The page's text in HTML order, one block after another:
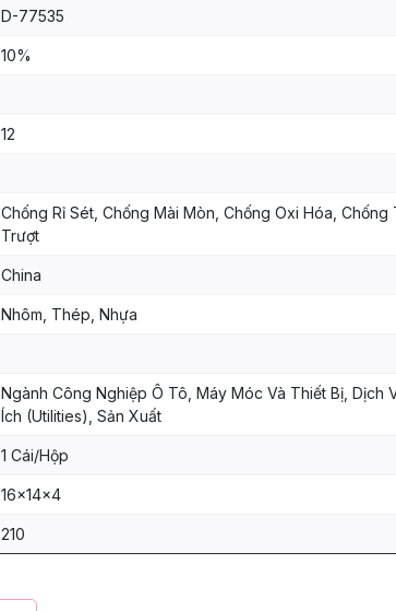
D-77535
10%
12
Chống Rỉ Sét, Chống Mài Mòn, Chống Oxi Hóa, Chống
Trượt
China
Nhôm, Thép, Nhựa
Ngành Công Nghiệp Ô Tô, Máy Móc Và Thiết Bị, Dịch
Ích (Utilities), Sản Xuất
1 Cái/Hộp
16x14x4
210